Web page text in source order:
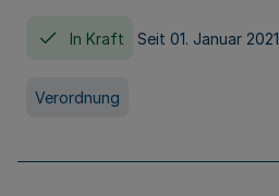
In Kraft Seit 01. Januar 2021
Verordnung